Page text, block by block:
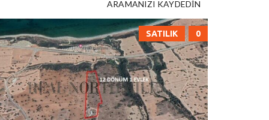
ARAMANIZI KAYDEDİN
0
SATILIK